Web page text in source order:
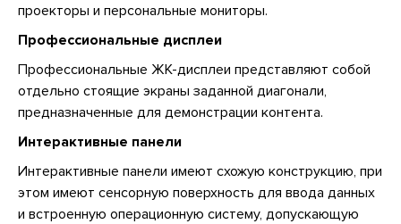
проекторы и персональные мониторы.
Профессиональные дисплеи
Профессиональные ЖК-дисплеи представляют собой
отдельно стоящие экраны заданной диагонали,
предназначенные для демонстрации контента.
Интерактивные панели
Интерактивные панели имеют схожую конструкцию, при
этом имеют сенсорную поверхность для ввода данных
и встроенную операционную систему, допускающую